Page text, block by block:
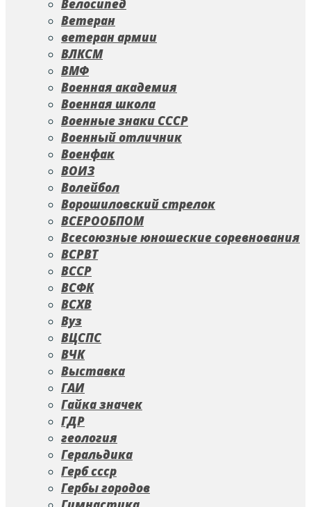
Велосипед
Ветеран
ветеран армии
ВЛКСМ
ВМФ
Военная академия
Военная школа
Военные знаки СССР
Военный отличник
Военфак
ВОИЗ
Волейбол
Ворошиловский стрелок
ВСЕРООБПОМ
Всесоюзные юношеские соревнования
ВСРВТ
ВССР
ВСФК
ВСХВ
Вуз
ВЦСПС
ВЧК
Выставка
ГАИ
Гайка значек
ГДР
геология
Геральдика
Герб ссср
Гербы городов